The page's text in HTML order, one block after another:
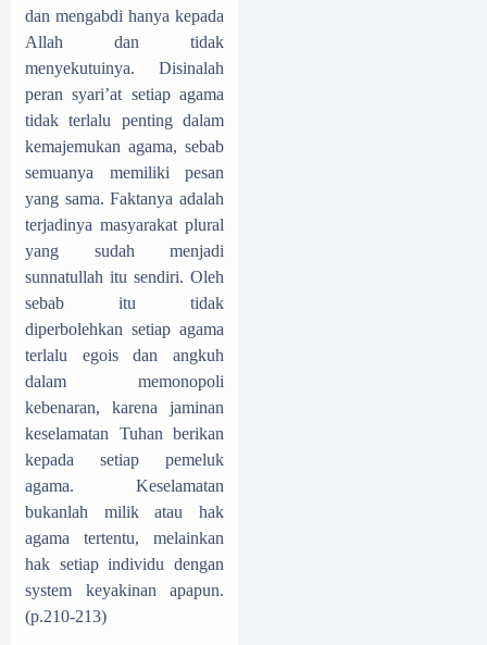
dan mengabdi hanya kepada
Allah dan tidak
menyekutuinya. Disinalah
peran syari’at setiap agama
tidak terlalu penting dalam
kemajemukan agama, sebab
semuanya memiliki pesan
yang sama. Faktanya adalah
terjadinya masyarakat plural
yang sudah menjadi
sunnatullah itu sendiri. Oleh
sebab itu tidak
diperbolehkan setiap agama
terlalu egois dan angkuh
dalam memonopoli
kebenaran, karena jaminan
keselamatan Tuhan berikan
kepada setiap pemeluk
agama. Keselamatan
bukanlah milik atau hak
agama tertentu, melainkan
hak setiap individu dengan
system keyakinan apapun.
(p.210-213)